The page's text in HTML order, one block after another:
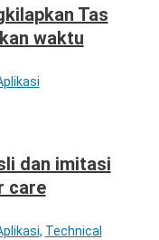
Tas
waktu
dan imitasi
care
, Technical